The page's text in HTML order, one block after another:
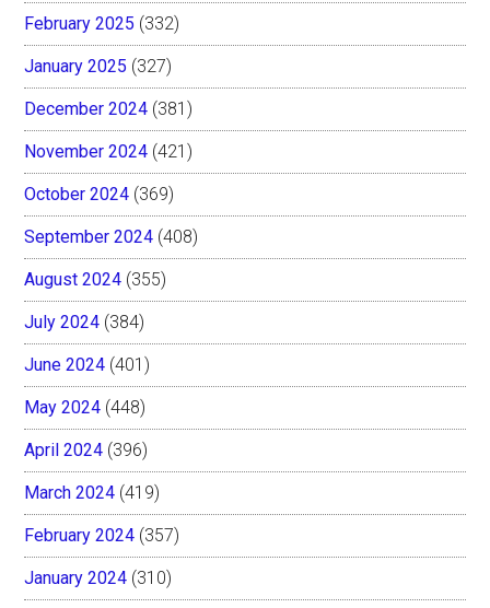
February 2025 (332)
January 2025 (327)
December 2024 (381)
November 2024 (421)
October 2024 (369)
September 2024 (408)
August 2024 (355)
July 2024 (384)
June 2024 (401)
May 2024 (448)
April 2024 (396)
March 2024 (419)
February 2024 (357)
January 2024 (310)